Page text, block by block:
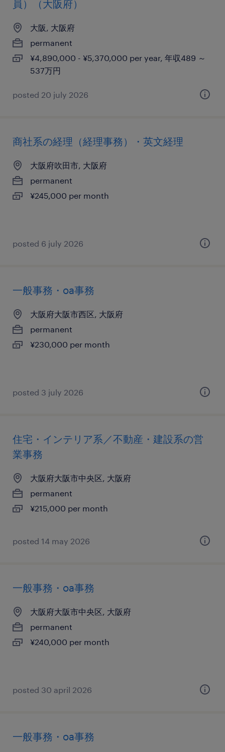
員）（大阪府）
大阪, 大阪府
permanent
¥4,890,000 - ¥5,370,000 per year, 年収489 ～
537万円
posted 20 july 2026
商社系の経理（経理事務）・英文経理
大阪府吹田市, 大阪府
permanent
¥245,000 per month
posted 6 july 2026
一般事務・oa事務
大阪府大阪市西区, 大阪府
permanent
¥230,000 per month
posted 3 july 2026
住宅・インテリア系／不動産・建設系の営
業事務
大阪府大阪市中央区, 大阪府
permanent
¥215,000 per month
posted 14 may 2026
一般事務・oa事務
大阪府大阪市中央区, 大阪府
permanent
¥240,000 per month
posted 30 april 2026
一般事務・oa事務